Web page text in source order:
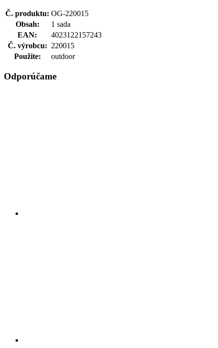
Č. produktu: OG-220015
Obsah:
1 sada
EAN:
4023122157243
Č. výrobcu: 220015
Použite:
outdoor
Odporúčame